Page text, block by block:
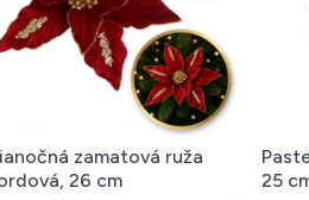
zamatová ruža
26 cm
25